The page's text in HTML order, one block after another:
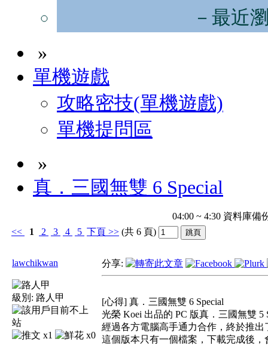
－最近
»
單機遊戲
攻略密技(單機遊戲)
單機提問區
»
真．三國無雙 6 Special
04:00 ~ 4:30 資料庫
<<
1 2 3 4 5 下頁 >> (共 6 頁)
lawchikwan
級別: 路人甲
x1 x0
分享:
[心得] 真．三國無雙 6 Special
光榮 Koei 出品的 PC 版真．三國無雙
經過各方電腦高手通力合作，終於推
這個版本只有一個檔案，下載完成後，